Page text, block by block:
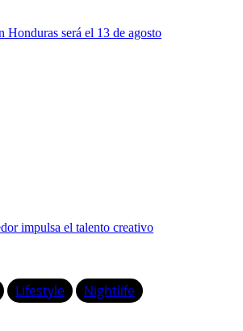
Honduras será el 13 de agosto
impulsa el talento creativo
Lifestyle Nightlife